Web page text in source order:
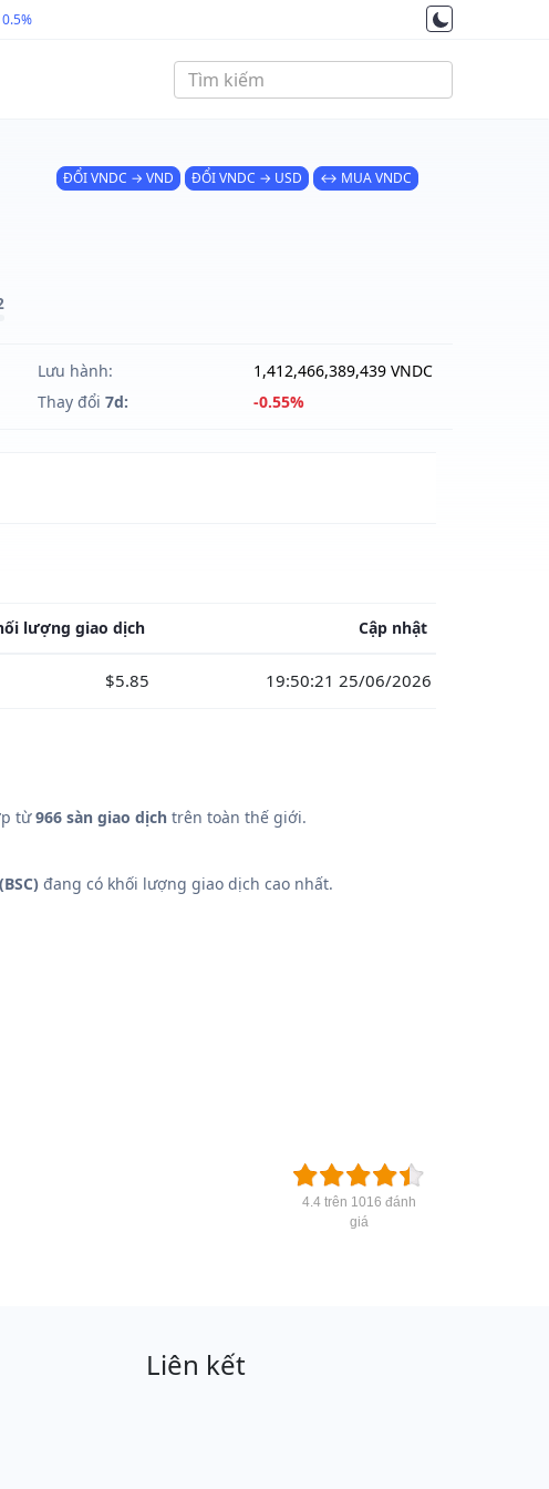
ĐỔI VNDC → VND ĐỔI VNDC → USD ↔ MUA VNDC
Lưu hành:
1,412,466,389,439 VNDC
Thay đổi 7d: -0.55%
lượng giao dịch Cập nhật
$5.85 19:50:21 25/06/2026
từ966 sàn giao dịch trên toàn thế giới.
đang có khối lượng giao dịch cao nhất.
4.4 trên 1016 đánh
giá
Liên kết